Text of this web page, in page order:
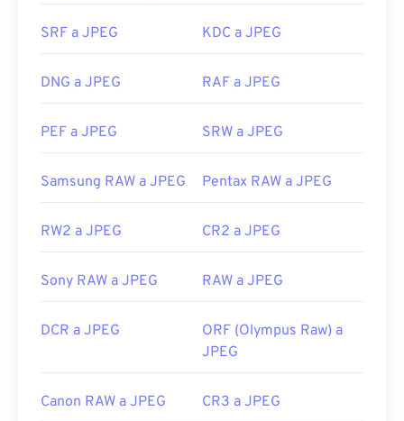
imaging.sony.co.jp/www/disoft/int/idc/intro/raw.html
aplicaciones de Microsoft como Microsoft Photos
Desarrollado por:
Joint Photographic Experts
Lanzamiento inicial:
18 de septiembre de 1992
https://www.lifewire.com/jpg-jpeg-file-4139913
SRF a JPEG KDC a JPEG
DNG a JPEG RAF a JPEG
PEF a JPEG SRW a JPEG
Samsung RAW a JPEG Pentax RAW a JPEG
RW2 a JPEG CR2 a JPEG
Sony RAW a JPEG RAW a JPEG
DCR a JPEG
ORF (Olympus Raw) a
JPEG
Canon RAW a JPEG CR3 a JPEG